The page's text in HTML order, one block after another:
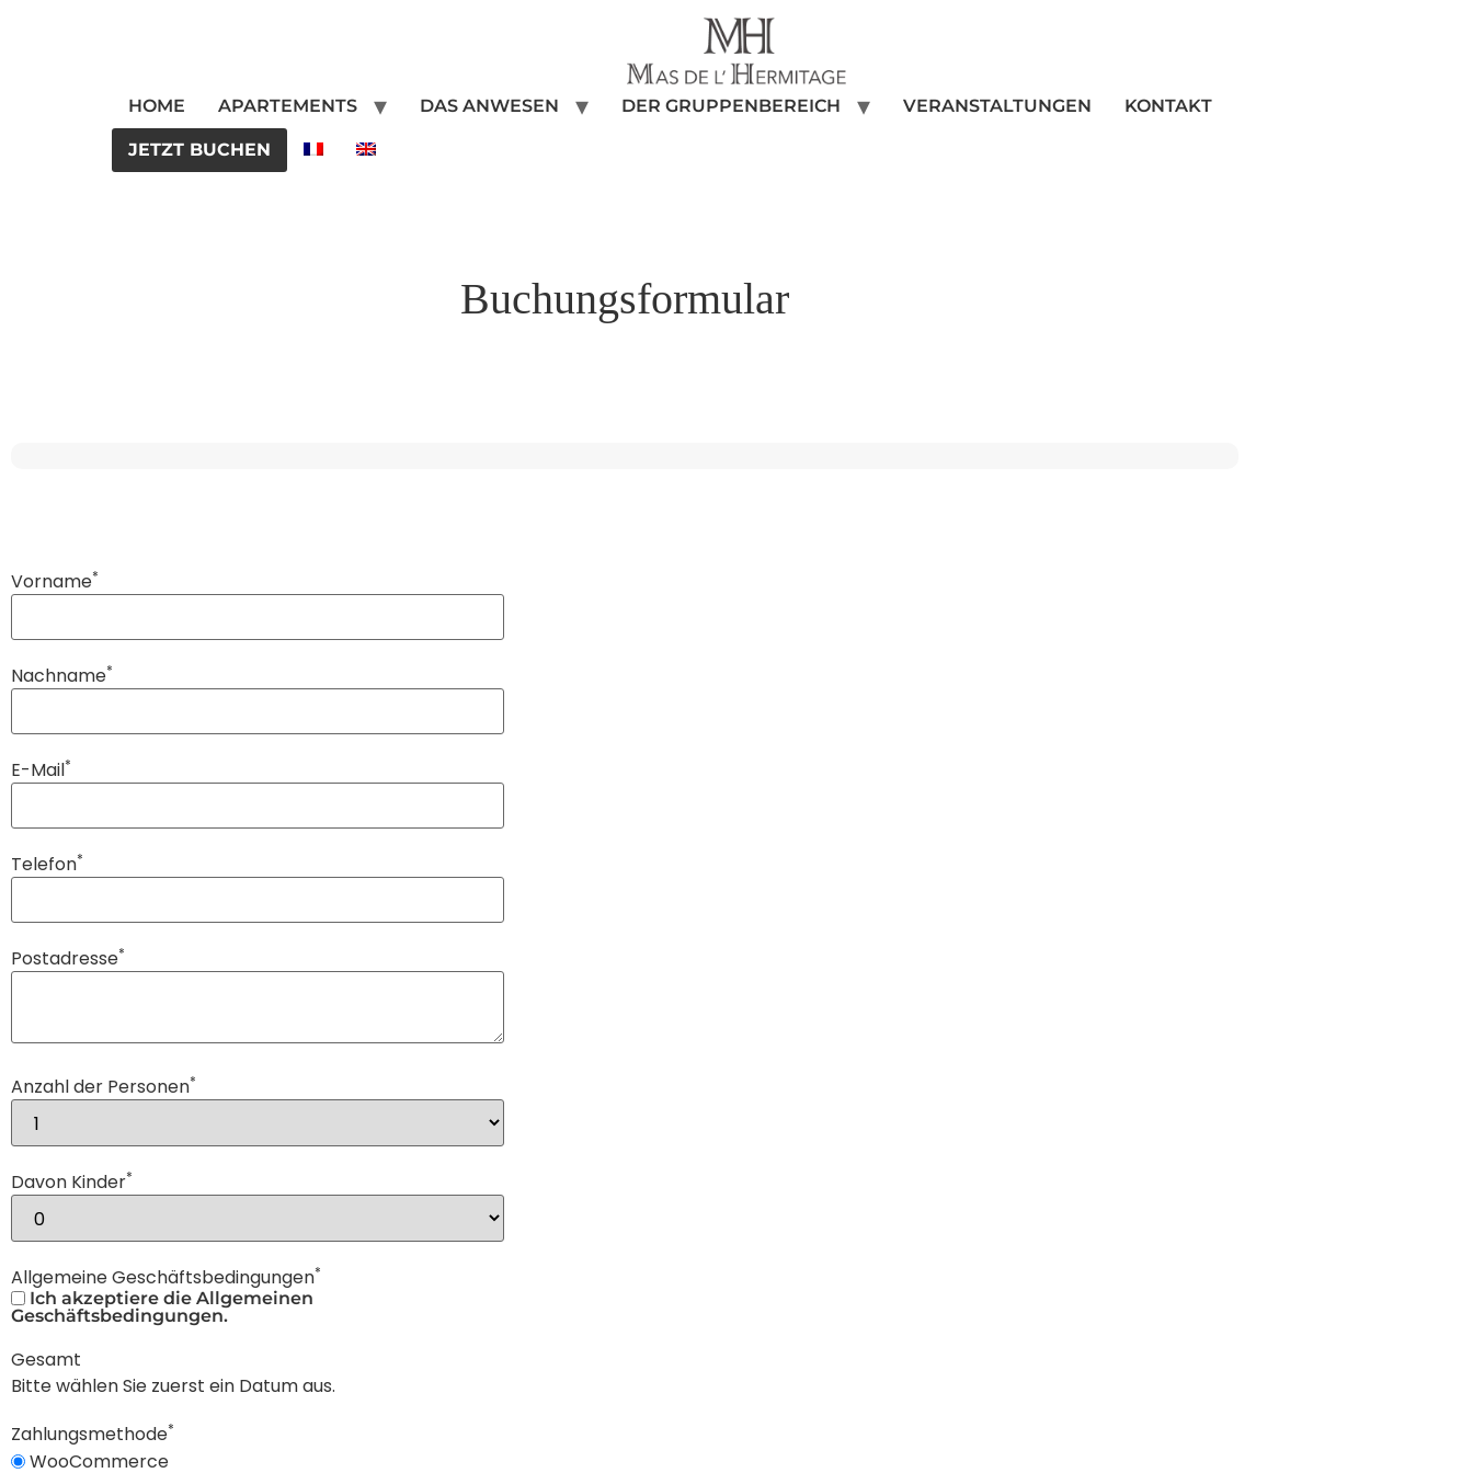
HOME APARTEMENTS DAS ANWESEN DER GRUPPENBEREICH VERANSTALTUNGEN KONTAKT
JETZT BUCHEN
Buchungsformular
Vorname*
Nachname*
E-Mail*
Telefon*
Postadresse*
Anzahl der Personen*
Davon Kinder*
Allgemeine Geschäftsbedingungen*
Ich akzeptiere die Allgemeinen
Geschäftsbedingungen.
Gesamt
Bitte wählen Sie zuerst ein Datum aus.
Zahlungsmethode*
WooCommerce